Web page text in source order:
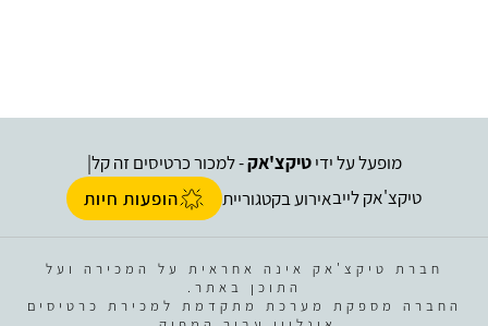
מופעל על ידיטיקצ'אק- למכור כרטיסים זה קל
טיקצ'אק לייבאירוע בקטגוריית הופעות חיות
חברת טיקצ'אק אינה אחראית על המכירה ועל
התוכן באתר.
החברה מספקת מערכת מתקדמת למכירת כרטיסים